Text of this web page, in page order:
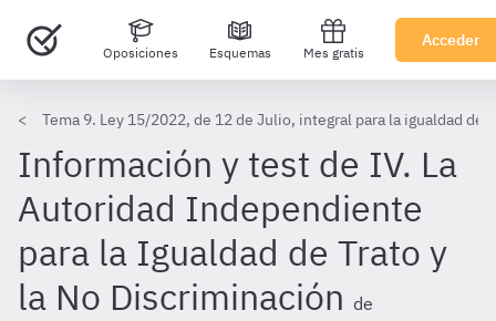
Oposiciones Esquemas Mes gratis
Acceder
Tema 9. Ley 15/2022, de 12 de Julio, integral para la igualdad de
Información y test de IV. La
Autoridad Independiente
para la Igualdad de Trato y
la No Discriminación de